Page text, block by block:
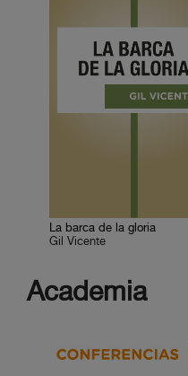
La barca de la gloria
Gil Vicente
Academia